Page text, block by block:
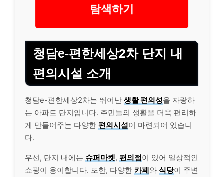
탐색하기
청담e-편한세상2차 단지 내
편의시설 소개
청담e-편한세상2차는 뛰어난 생활 편의성을 자랑하
는 아파트 단지입니다. 주민들의 생활을 더욱 편리하
게 만들어주는 다양한 편의시설이 마련되어 있습니
다.
우선, 단지 내에는 슈퍼마켓, 편의점이 있어 일상적인
쇼핑이 용이합니다. 또한, 다양한 카페와 식당이 주변